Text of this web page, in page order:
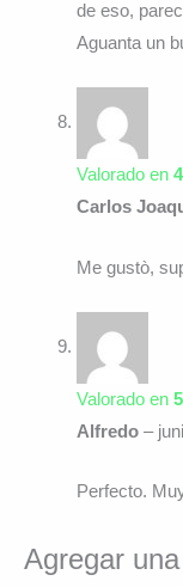
de eso,
Aguanta un
Valorado en 4
Carlos
Me gustò,
Valorado en 5
Alfredo –
Perfecto.
Agregar